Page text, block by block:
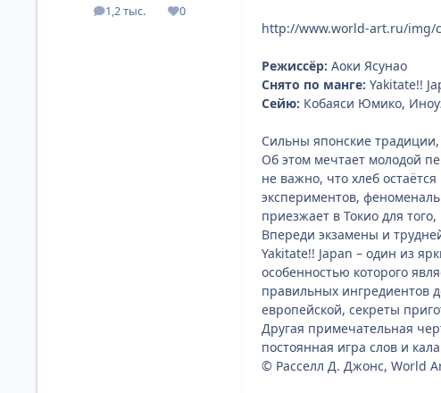
1,2 тыс.
посты 0
Репутация
http://www.world-art.ru/img/
Режиссёр: Аоки Ясунао
Снято по манге: Yakitate!!
Сейю: Кобаяси Юмико,
Сильны японские традиции,
Об этом мечтает молодой
не важно, что хлеб
экспериментов,
приезжает в Токио для
Впереди экзамены и
Yakitate!! Japan – один из
особенностью которого
правильных ингредиентов
европейской, секреты
Другая примечательная
постоянная игра слов и
© Расселл Д. Джонс, World